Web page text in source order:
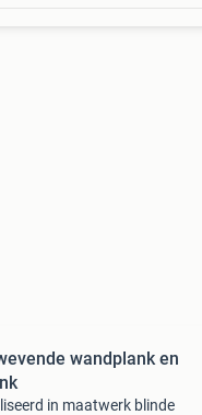
wandplank en
in maatwerk blinde